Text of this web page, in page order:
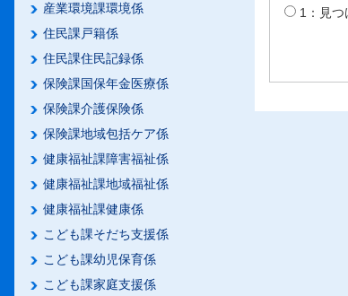
産業環境課環境係
住民課戸籍係
住民課住民記録係
保険課国保年金医療係
保険課介護保険係
保険課地域包括ケア係
健康福祉課障害福祉係
健康福祉課地域福祉係
健康福祉課健康係
こども課そだち支援係
こども課幼児保育係
こども課家庭支援係
1：見つ